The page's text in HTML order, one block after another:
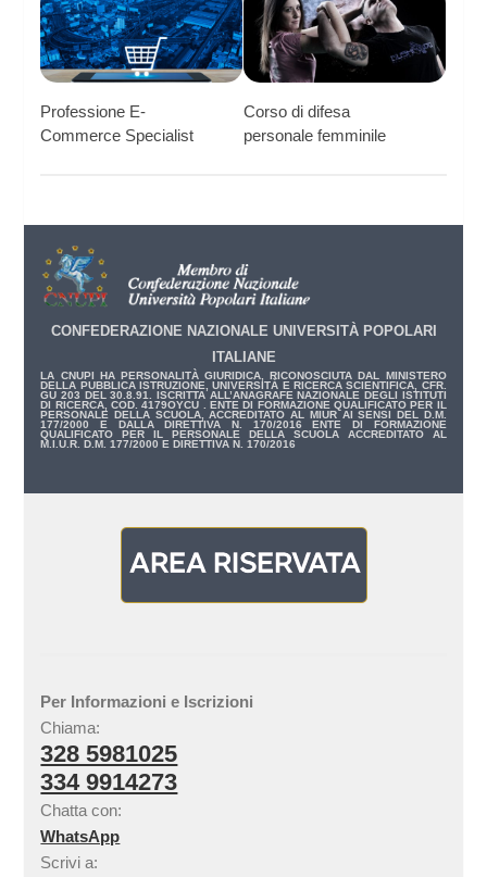
Professione E-
Commerce Specialist
Corso di difesa
personale femminile
CONFEDERAZIONE NAZIONALE UNIVERSITÀ POPOLARI
ITALIANE
LA CNUPI HA PERSONALITÀ GIURIDICA, RICONOSCIUTA DAL MINISTERO
DELLA PUBBLICA ISTRUZIONE, UNIVERSITÀ E RICERCA SCIENTIFICA, CFR.
GU 203 DEL 30.8.91. ISCRITTA ALL’ANAGRAFE NAZIONALE DEGLI ISTITUTI
DI RICERCA, COD. 4179OYCU . ENTE DI FORMAZIONE QUALIFICATO PER IL
PERSONALE DELLA SCUOLA, ACCREDITATO AL MIUR AI SENSI DEL D.M.
177/2000 E DALLA DIRETTIVA N. 170/2016 ENTE DI FORMAZIONE
QUALIFICATO PER IL PERSONALE DELLA SCUOLA ACCREDITATO AL
M.I.U.R. D.M. 177/2000 E DIRETTIVA N. 170/2016
Per Informazioni e Iscrizioni
Chiama:
328 5981025
334 9914273
Chatta con:
WhatsApp
Scrivi a: